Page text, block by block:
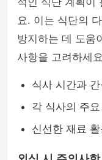
요. 이는 식단의
방지하는 데 도움
사항을 고려하세
식사 시간과
각 식사의 주
신선한 재료 활